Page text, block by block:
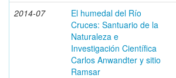
2014-07
El humedal del Río
Cruces: Santuario de la
Naturaleza e
Investigación Científica
Carlos Anwandter y sitio
Ramsar